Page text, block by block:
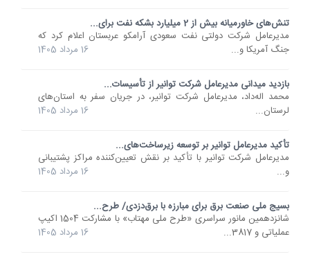
تنش‌های خاورمیانه بیش از 2 میلیارد بشکه نفت برای...
مدیرعامل شرکت دولتی نفت سعودی آرامکو عربستان اعلام کرد که
جنگ آمریکا و...
16 مرداد 1405
بازدید میدانی مدیرعامل شرکت توانیر از تأسیسات...
محمد اله‌داد، مدیرعامل شرکت توانیر، در جریان سفر به استان‌های
لرستان...
16 مرداد 1405
تأکید مدیرعامل توانیر بر توسعه زیرساخت‌های...
مدیرعامل شرکت توانیر با تأکید بر نقش تعیین‌کننده مراکز پشتیبانی
و...
16 مرداد 1405
بسیج ملی صنعت برق برای مبارزه با برق‌دزدی/ طرح...
شانزدهمین مانور سراسری «طرح ملی مهتاب» با مشارکت 1504 اکیپ
عملیاتی و 3817...
16 مرداد 1405